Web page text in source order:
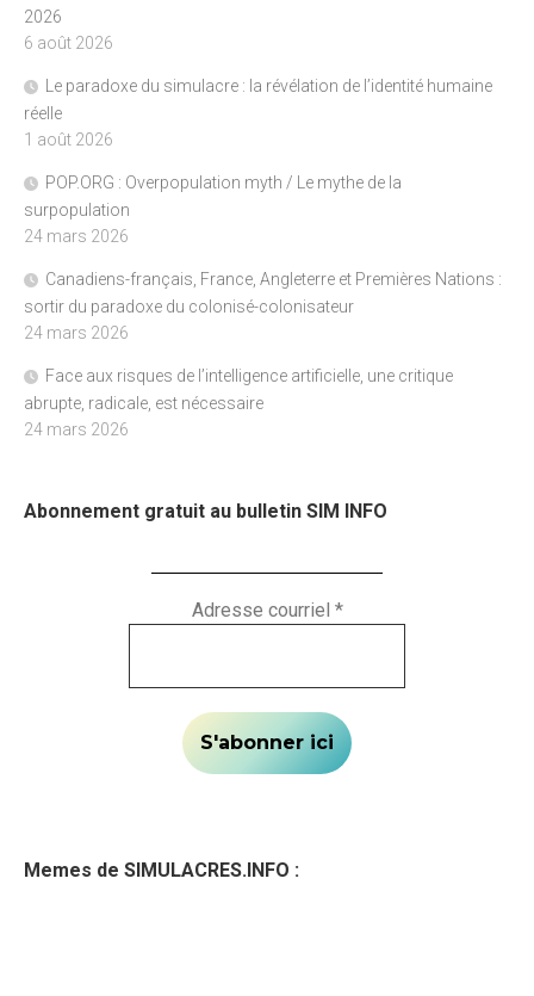
2026
6 août 2026
Le paradoxe du simulacre : la révélation de l’identité humaine
réelle
1 août 2026
POP.ORG : Overpopulation myth / Le mythe de la
surpopulation
24 mars 2026
Canadiens-français, France, Angleterre et Premières Nations :
sortir du paradoxe du colonisé-colonisateur
24 mars 2026
Face aux risques de l’intelligence artificielle, une critique
abrupte, radicale, est nécessaire
24 mars 2026
Abonnement gratuit au bulletin SIM INFO
Adresse courriel *
Memes de SIMULACRES.INFO :